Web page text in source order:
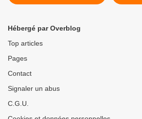
Hébergé par Overblog
Top articles
Pages
Contact
Signaler un abus
C.G.U.